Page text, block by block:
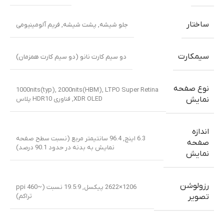
ساختار جلو شیشه, پشت شیشه, فریم آلومینیومی
سیمکارت دو سیم کارت نانو (دو سیم کارت همزمان)
نوع صفحه
نمایش
1000nits(typ), 2000nits(HBM), LTPO Super Retina
XDR OLED
, فناوری HDR10 پلاس
اندازه
صفحه
نمایش
6.3 اینچ, 96.4 سانتیمتر مربع (نسبت سطح صفحه
نمایش به بدنه در حدود 90.1 درصد)
رزولوشن
تصویر
1206×2622 پیکسل, 19.5:9 نسبت (~460 ppi
تراکم)